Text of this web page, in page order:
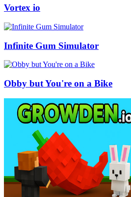
Vortex io
Infinite Gum Simulator
Obby but You're on a Bike